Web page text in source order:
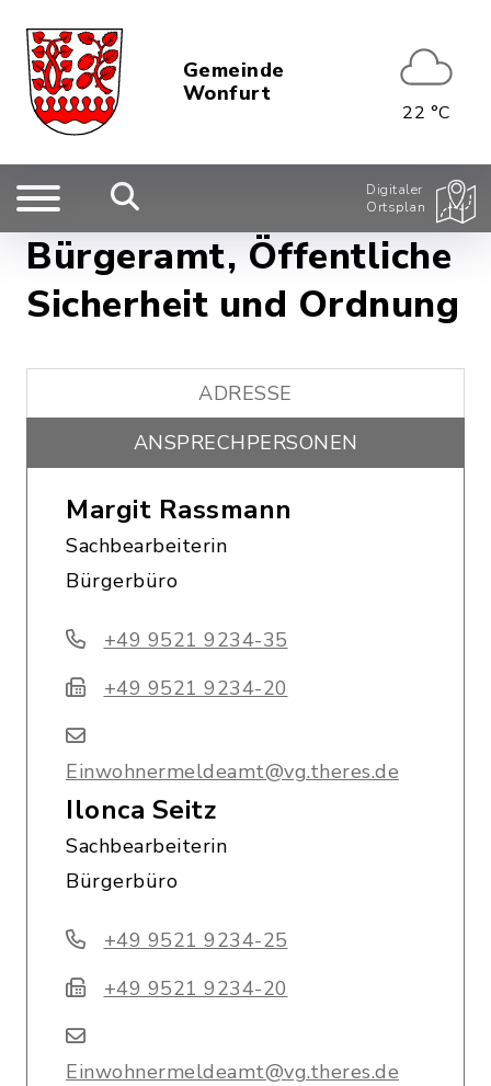
Gemeinde
Wonfurt
22 °C
Digitaler
Ortsplan
Bürgeramt, Öffentliche
Sicherheit und Ordnung
ADRESSE
ANSPRECHPERSONEN
Margit Rassmann
Sachbearbeiterin
Bürgerbüro
+49 9521 9234-35
+49 9521 9234-20
Einwohnermeldeamt@vg.theres.de
Ilonca Seitz
Sachbearbeiterin
Bürgerbüro
+49 9521 9234-25
+49 9521 9234-20
Einwohnermeldeamt@vg.theres.de